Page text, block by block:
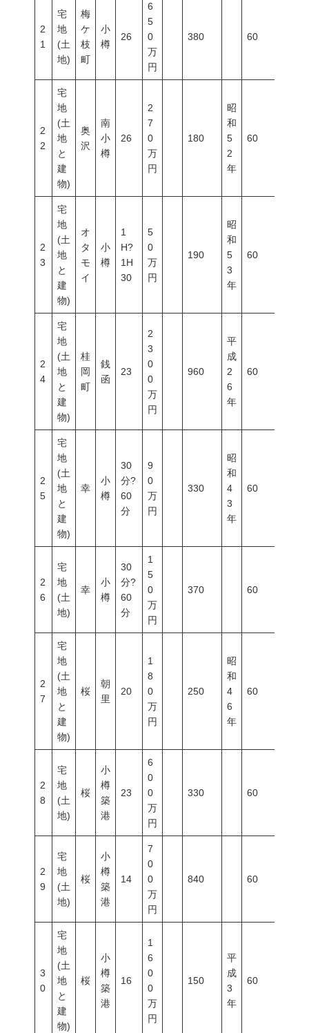
2
1
宅
地
(土
地)
梅
ケ
枝
町
小
樽
26
6
5
0
万
円
380 60
2
2
宅
地
(土
地
と
建
物)
奥
沢
南
小
樽
26
2
7
0
万
円
180
昭
和
5
2
年
60
2
3
宅
地
(土
地
と
建
物)
オ
タ
モ
イ
小
樽
1
H?
1H
30
5
0
万
円
190
昭
和
5
3
年
60
2
4
宅
地
(土
地
と
建
物)
桂
岡
町
銭
函
23
2
3
0
0
万
円
960
平
成
2
6
年
60
2
5
宅
地
(土
地
と
建
物)
幸
小
樽
30
分?
60
分
9
0
万
円
330
昭
和
4
3
年
60
2
6
宅
地
(土
地)
幸
小
樽
30
分?
60
分
1
5
0
万
円
370 60
2
7
宅
地
(土
地
と
建
物)
桜
朝
里
20
1
8
0
万
円
250
昭
和
4
6
年
60
2
8
宅
地
(土
地)
桜
小
樽
築
港
23
6
0
0
万
円
330 60
2
9
宅
地
(土
地)
桜
小
樽
築
港
14
7
0
0
万
円
840 60
3
0
宅
地
(土
地
と
建
物)
桜
小
樽
築
港
16
1
6
0
0
万
円
150
平
成
3
年
60